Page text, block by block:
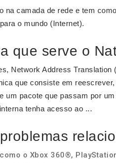
na camada de rede e tem como
o mundo (Internet).
que serve o
Network Address Translation
que consiste em
um pacote que passam por
tenha acesso ao ...
o Xbox 360®,